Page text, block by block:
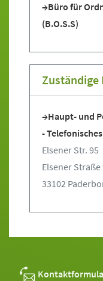
Büro für
(B.O.S.S)
Zuständige
Haupt- und
-
Elsener Str. 95
Elsener Straße
33102